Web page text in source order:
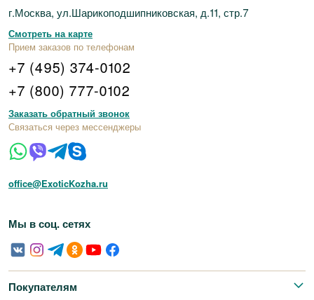
г.Москва, ул.Шарикоподшипниковская, д.11, стр.7
Смотреть на карте
Прием заказов по телефонам
+7 (495) 374-0102
+7 (800) 777-0102
Заказать обратный звонок
Связаться через мессенджеры
office@ExoticKozha.ru
Мы в соц. сетях
Покупателям